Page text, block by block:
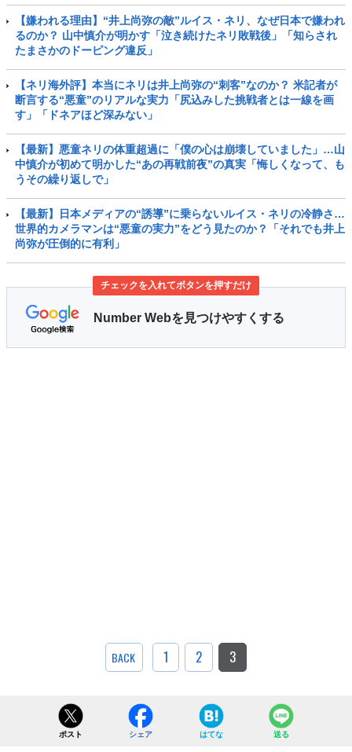
【嫌われる理由】“井上尚弥の敵”ルイス・ネリ、なぜ日本で嫌われ
るのか？ 山中慎介が明かす「泣き続けたネリ敗戦後」「知らされ
たまさかのドーピング違反」
【ネリ海外評】本当にネリは井上尚弥の“刺客”なのか？ 米記者が
断言する“悪童”のリアルな実力「尻込みした挑戦者とは一線を画
す」「ドネアほど深みない」
【最新】悪童ネリの体重超過に「僕の心は崩壊していました」…山
中慎介が初めて明かした“あの再戦前夜”の真実「悔しくなって、も
うその繰り返しで」
【最新】日本メディアの“誘導”に乗らないルイス・ネリの冷静さ…
世界的カメラマンは“悪童の実力”をどう見たのか？「それでも井上
尚弥が圧倒的に有利」
チェックを入れてボタンを押すだけ
Number Webを見つけやすくする
BACK 1 2 3
ポスト シェア はてな 送る